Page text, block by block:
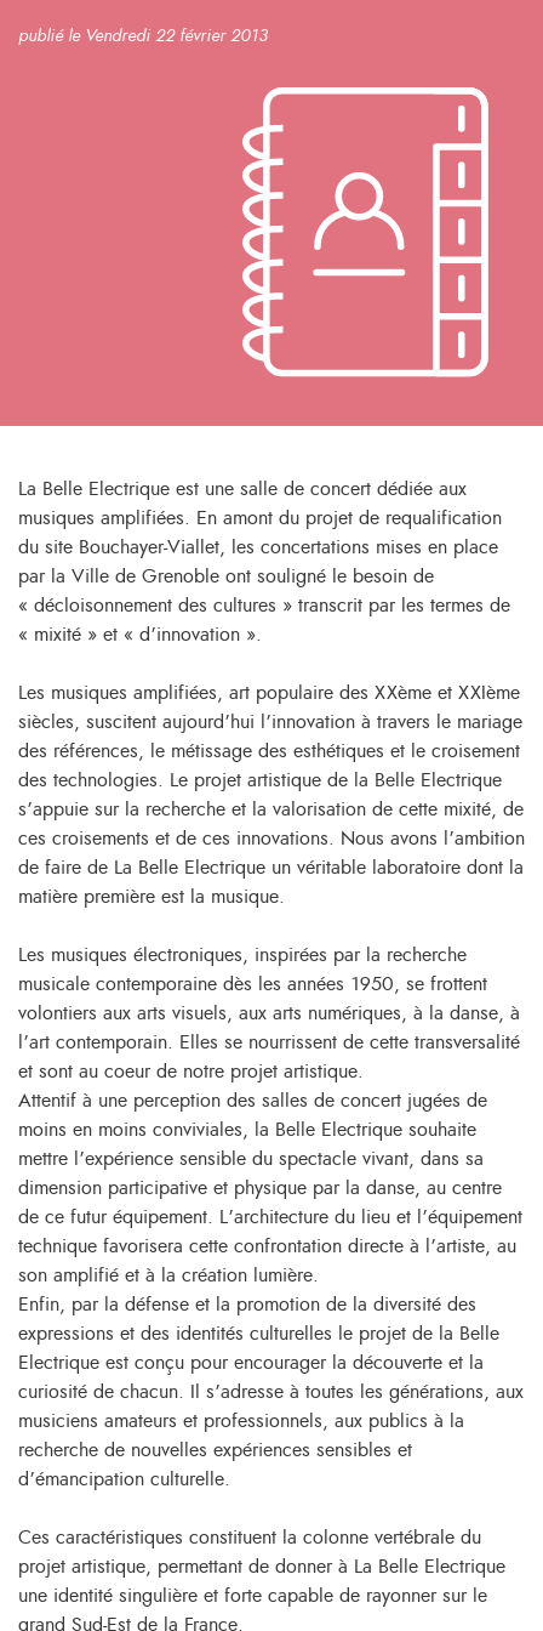
publié le Vendredi 22 février 2013
La Belle Electrique est une salle de concert dédiée aux
musiques amplifiées. En amont du projet de requalification
du site Bouchayer-Viallet, les concertations mises en place
par la Ville de Grenoble ont souligné le besoin de
« décloisonnement des cultures » transcrit par les termes de
« mixité » et « d’innovation ».
Les musiques amplifiées, art populaire des XXème et XXIème
siècles, suscitent aujourd’hui l’innovation à travers le mariage
des références, le métissage des esthétiques et le croisement
des technologies. Le projet artistique de la Belle Electrique
s’appuie sur la recherche et la valorisation de cette mixité, de
ces croisements et de ces innovations. Nous avons l’ambition
de faire de La Belle Electrique un véritable laboratoire dont la
matière première est la musique.
Les musiques électroniques, inspirées par la recherche
musicale contemporaine dès les années 1950, se frottent
volontiers aux arts visuels, aux arts numériques, à la danse, à
l’art contemporain. Elles se nourrissent de cette transversalité
et sont au coeur de notre projet artistique.
Attentif à une perception des salles de concert jugées de
moins en moins conviviales, la Belle Electrique souhaite
mettre l’expérience sensible du spectacle vivant, dans sa
dimension participative et physique par la danse, au centre
de ce futur équipement. L’architecture du lieu et l’équipement
technique favorisera cette confrontation directe à l’artiste, au
son amplifié et à la création lumière.
Enfin, par la défense et la promotion de la diversité des
expressions et des identités culturelles le projet de la Belle
Electrique est conçu pour encourager la découverte et la
curiosité de chacun. Il s’adresse à toutes les générations, aux
musiciens amateurs et professionnels, aux publics à la
recherche de nouvelles expériences sensibles et
d’émancipation culturelle.
Ces caractéristiques constituent la colonne vertébrale du
projet artistique, permettant de donner à La Belle Electrique
une identité singulière et forte capable de rayonner sur le
grand Sud-Est de la France.